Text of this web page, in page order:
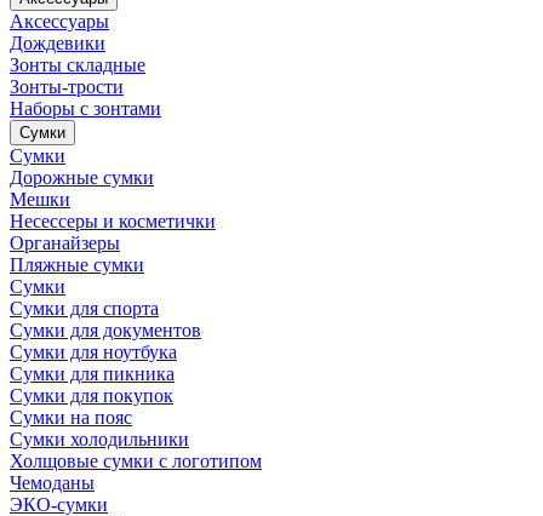
Аксессуары
Дождевики
Зонты складные
Зонты-трости
Наборы с зонтами
Сумки
Сумки
Дорожные сумки
Мешки
Несессеры и косметички
Органайзеры
Пляжные сумки
Сумки
Сумки для спорта
Сумки для документов
Сумки для ноутбука
Сумки для пикника
Сумки для покупок
Сумки на пояс
Сумки холодильники
Холщовые сумки с логотипом
Чемоданы
ЭКО-сумки